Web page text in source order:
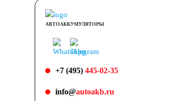
АВТОАККУМУЛЯТОРЫ
+7 (495) 445-02-35
info@autoakb.ru